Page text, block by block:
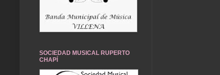
SOCIEDAD MUSICAL RUPERTO
CHAPÍ